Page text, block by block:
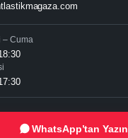
– Cuma
WhatsApp’tan Yazın